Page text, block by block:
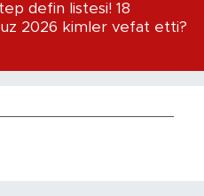
defin listesi! 18
2026 kimler vefat etti?